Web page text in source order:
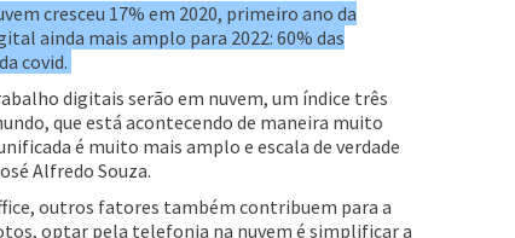
cresceu 17% em 2020, primeiro ano da
ainda mais amplo para 2022: 60% das
covid.
digitais serão em nuvem, um índice três
que está acontecendo de maneira muito
é muito mais amplo e escala de verdade
Alfredo Souza.
outros fatores também contribuem para a
optar pela telefonia na nuvem é simplificar a